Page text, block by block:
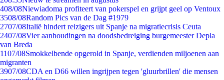
408/08Niewiadoma profiteert van pokerspel en grijpt geel op Ventoux
3508/08Random Pics van de Dag #1979
2707/08Italië hindert reizigers uit Spanje na migratiecrisis Ceuta
2407/08Vier aanhoudingen na doodsbedreiging burgemeester Depla
van Breda
1107/08Smokkelbende opgerold in Spanje, verdienden miljoenen aan
migranten
3907/08CDA en D66 willen ingrijpen tegen 'gluurbrillen' die mensen